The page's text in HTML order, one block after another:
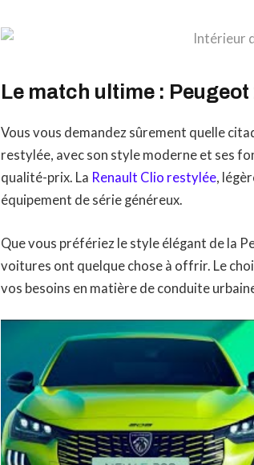
Le match ultime :
Vous vous demandez sûrement quelle
restylée, avec son style moderne et ses
qualité-prix. La Renault Clio restylée,
équipement de série généreux.
Que vous préfériez le style élégant de la
voitures ont quelque chose à offrir. Le
vos besoins en matière de conduite